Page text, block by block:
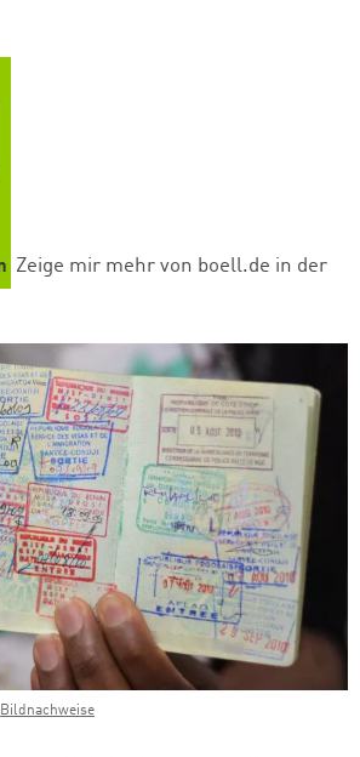
Zeige mir mehr von boell.de in der
Bildnachweise